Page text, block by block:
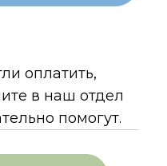
оплатить,
в наш отдел
помогут.